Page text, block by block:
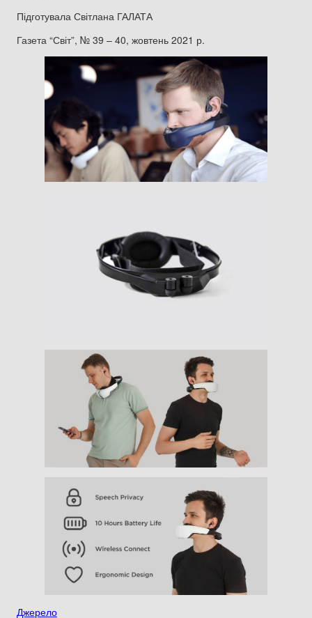
Підготувала Світлана ГАЛАТА
Газета “Світ”, № 39 – 40, жовтень 2021 р.
Джерело